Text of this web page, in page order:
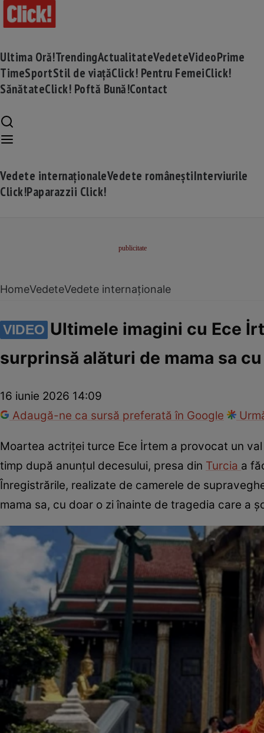
Ultima Oră!TrendingActualitateVedeteVideoPrime
TimeSportStil de viațăClick! Pentru FemeiClick!
SănătateClick! Poftă Bună!Contact
Vedete internaționaleVedete româneștiInterviurile
Click!Paparazzii Click!
HomeVedeteVedete internaționale
VIDEO Ultimele imagini cu Ece
surprinsă alături de mama sa
16 iunie 2026 14:09
Adaugă-ne ca sursă preferată în Google
Moartea actriței turce Ece İrtem a provocat un
timp după anunțul decesului, presa din Turcia a
Înregistrările, realizate de camerele de
mama sa, cu doar o zi înainte de tragedia care a